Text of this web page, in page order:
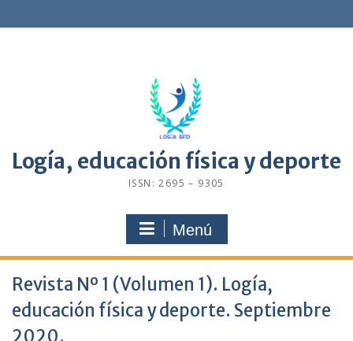
contenido
Logía, educación física y deporte
ISSN: 2695 – 9305
Menú
Revista Nº 1 (Volumen 1). Logía,
educación física y deporte. Septiembre
2020.